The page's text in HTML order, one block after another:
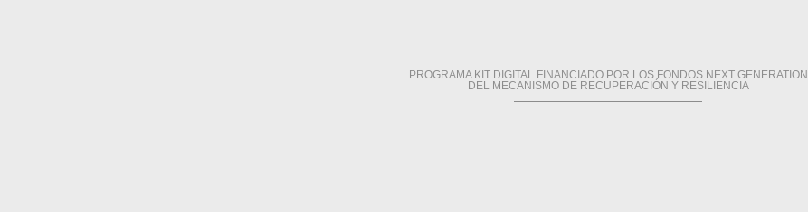
PROGRAMA KIT DIGITAL FINANCIADO POR LOS FONDOS NEXT GENERATION
DEL MECANISMO DE RECUPERACIÓN Y RESILIENCIA